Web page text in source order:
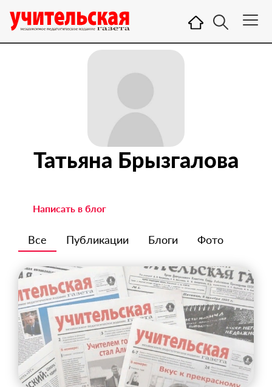
Татьяна Брызгалова
Написать в блог
Все Публикации Блоги Фото